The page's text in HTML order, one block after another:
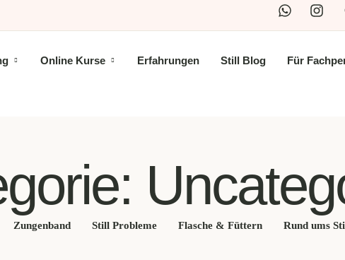
Online Kurse Erfahrungen Still Blog Für
Zungenband Still Probleme Flasche & Füttern Rund ums